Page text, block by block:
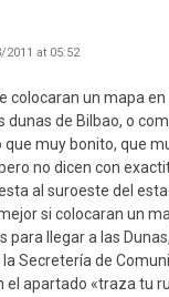
2011 at 05:52
colocaran un mapa en
dunas de Bilbao, o
que muy bonito, que
no dicen con
al suroeste del
si colocaran un
para llegar a las
Secretería de
el apartado «traza tu